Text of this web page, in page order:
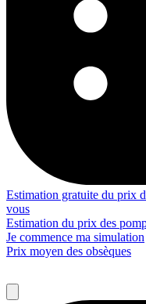
Estimation gratuite du prix
vous
Estimation du prix des
Je commence ma simulation
Prix moyen des obsèques